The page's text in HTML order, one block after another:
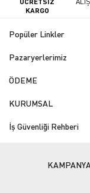
KARGO
Popüler Linkler
Pazaryerlerimiz
ÖDEME
KURUMSAL
İş Güvenliği Rehberi